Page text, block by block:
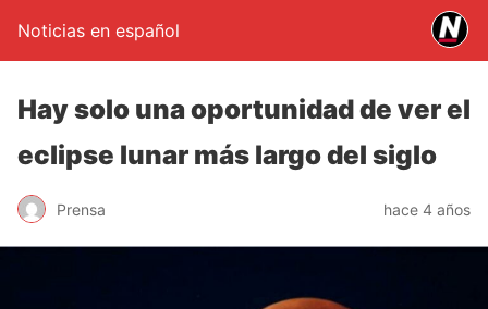
Noticias en español
Hay solo una oportunidad de ver el
eclipse lunar más largo del siglo
Prensa hace 4 años